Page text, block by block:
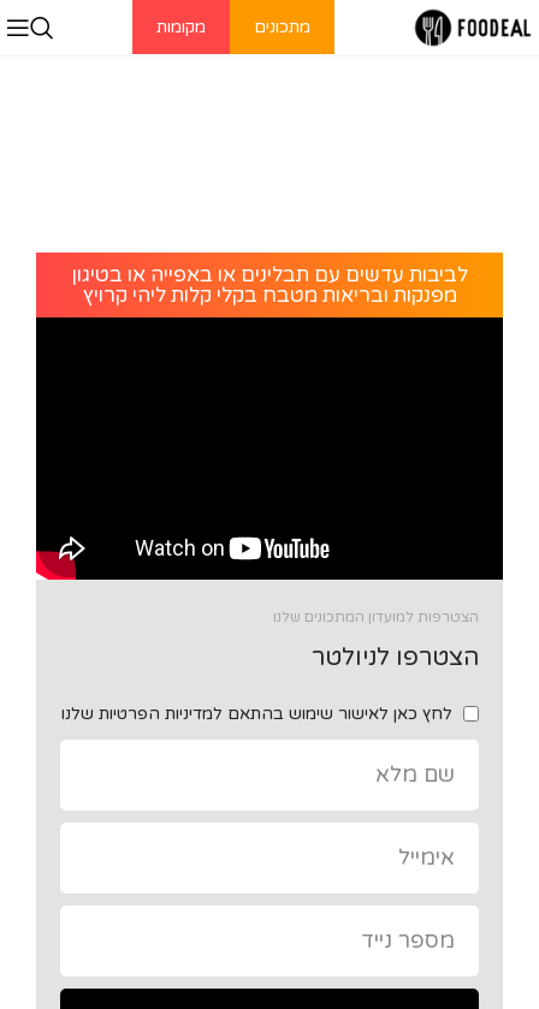
מתכונים מקומות
לביבות עדשים עם תבלינים או באפייה או בטיגון
מפנקות ובריאות מטבח בקלי קלות ליהי קרויץ
הצטרפות למועדון המתכונים שלנו
הצטרפו לניולטר
לחץ כאן לאישור שימוש בהתאם למדיניות הפרטיות שלנו